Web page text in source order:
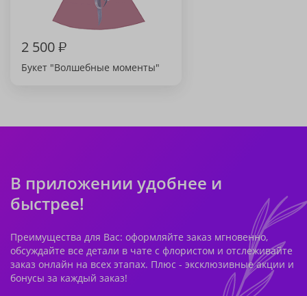
2 500₽
Букет "Волшебные моменты"
В приложении удобнее и
быстрее!
Преимущества для Вас: оформляйте заказ мгновенно,
обсуждайте все детали в чате с флористом и отслеживайте
заказ онлайн на всех этапах. Плюс - эксклюзивные акции и
бонусы за каждый заказ!